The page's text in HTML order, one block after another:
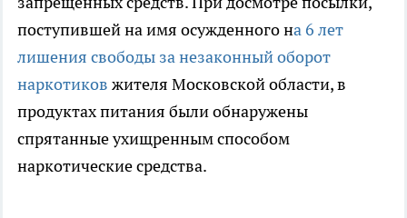
поступившей на имя осужденного на 6 лет
лишения свободы за незаконный оборот
наркотиков жителя Московской области, в
продуктах питания были обнаружены
спрятанные ухищренным способом
наркотические средства.